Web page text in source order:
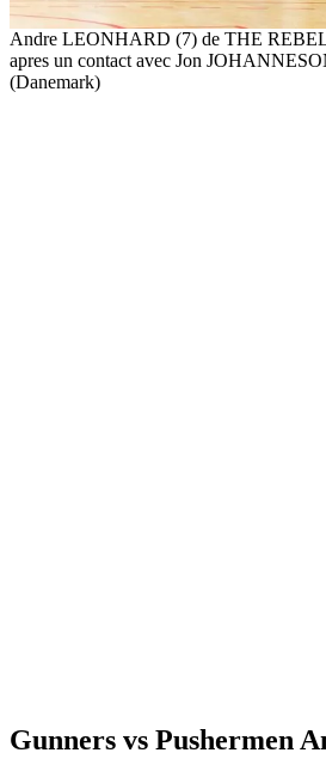
Andre LEONHARD (7) de THE
apres un contact avec Jon
(Danemark)
Gunners vs Pushermen